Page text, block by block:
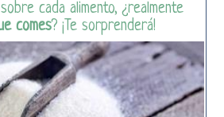
cada alimento, ¿realmente
comes? ¡Te sorprenderá!